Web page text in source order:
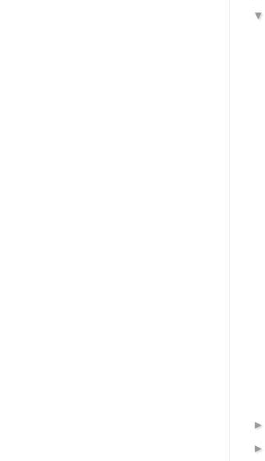
▼
►
►